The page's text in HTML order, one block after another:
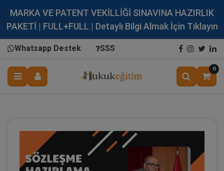
MARKA VE PATENT VEKİLLİĞİ SINAVINA HAZIRLIK
PAKETİ | FULL+FULL | Detaylı Bilgi Almak İçin Tıklayın
Whatsapp Destek SSS
0